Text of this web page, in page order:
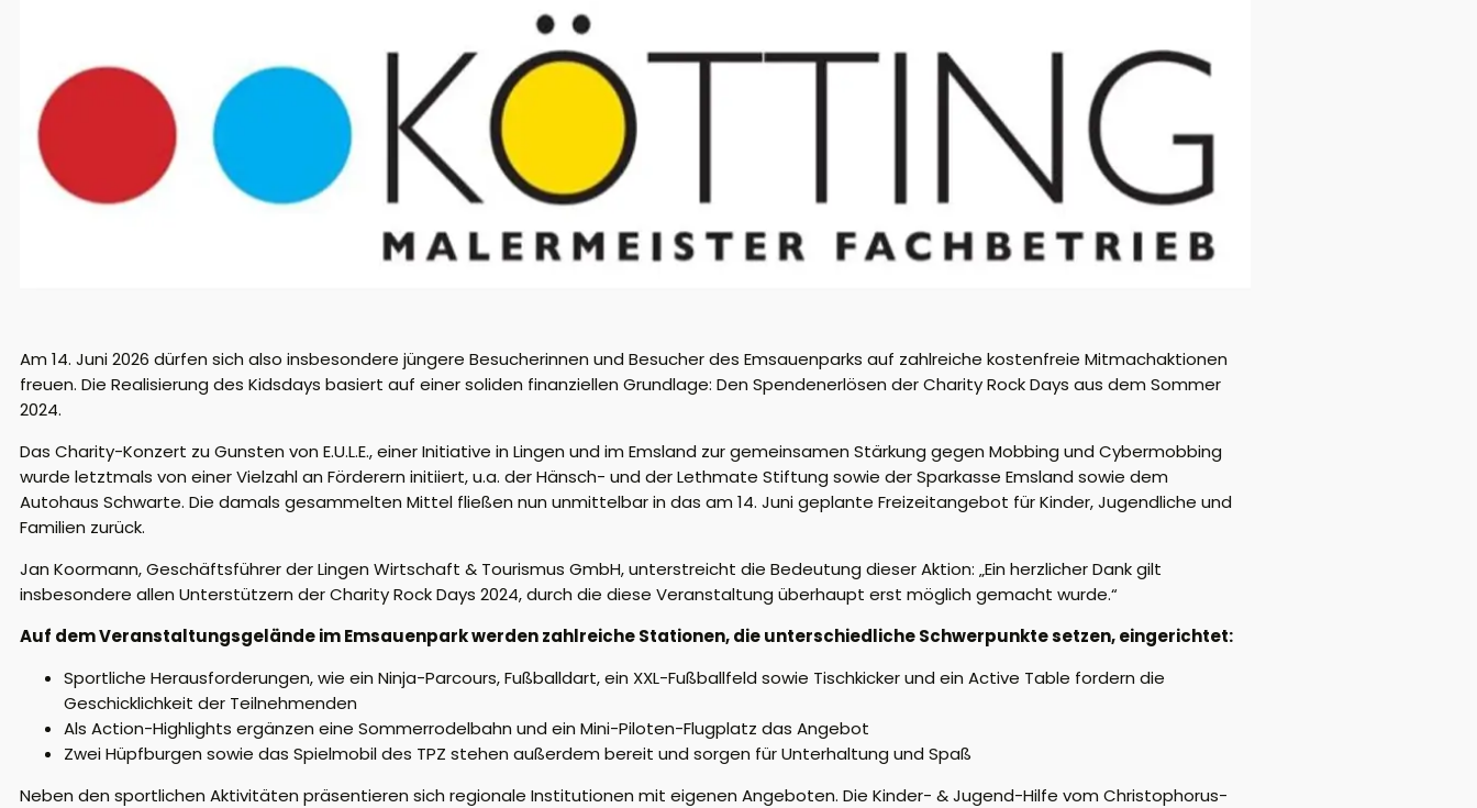
Am 14. Juni 2026 dürfen sich also insbesondere jüngere Besucherinnen und Besucher des Emsauenparks auf zahlreiche kostenfreie Mitmachaktionen
freuen. Die Realisierung des Kidsdays basiert auf einer soliden finanziellen Grundlage: Den Spendenerlösen der Charity Rock Days aus dem Sommer
2024.
Das Charity-Konzert zu Gunsten von E.U.L.E., einer Initiative in Lingen und im Emsland zur gemeinsamen Stärkung gegen Mobbing und Cybermobbing
wurde letztmals von einer Vielzahl an Förderern initiiert, u.a. der Hänsch- und der Lethmate Stiftung sowie der Sparkasse Emsland sowie dem
Autohaus Schwarte. Die damals gesammelten Mittel fließen nun unmittelbar in das am 14. Juni geplante Freizeitangebot für Kinder, Jugendliche und
Familien zurück.
Jan Koormann, Geschäftsführer der Lingen Wirtschaft & Tourismus GmbH, unterstreicht die Bedeutung dieser Aktion: „Ein herzlicher Dank gilt
insbesondere allen Unterstützern der Charity Rock Days 2024, durch die diese Veranstaltung überhaupt erst möglich gemacht wurde.“
Auf dem Veranstaltungsgelände im Emsauenpark werden zahlreiche Stationen, die unterschiedliche Schwerpunkte setzen, eingerichtet:
Sportliche Herausforderungen, wie ein Ninja-Parcours, Fußballdart, ein XXL-Fußballfeld sowie Tischkicker und ein Active Table fordern die
Geschicklichkeit der Teilnehmenden
Als Action-Highlights ergänzen eine Sommerrodelbahn und ein Mini-Piloten-Flugplatz das Angebot
Zwei Hüpfburgen sowie das Spielmobil des TPZ stehen außerdem bereit und sorgen für Unterhaltung und Spaß
Neben den sportlichen Aktivitäten präsentieren sich regionale Institutionen mit eigenen Angeboten. Die Kinder- & Jugend-Hilfe vom Christophorus-